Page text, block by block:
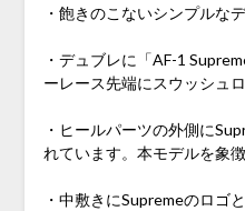
・飽きのこないシンプルな
・デュブレに「AF-1
ーレース先端にスウッシュ
・ヒールパーツの外側に
れています。本モデルを象
・中敷きにSupremeのロゴ